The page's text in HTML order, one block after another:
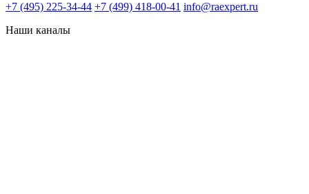
+7 (495) 225-34-44 +7 (499) 418-00-41 info@raexpert.ru
Наши каналы